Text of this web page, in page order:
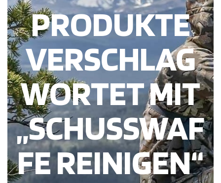
PRODUKTE
VERSCHLAG
WORTET MIT
„SCHUSSWAF
FE REINIGEN“